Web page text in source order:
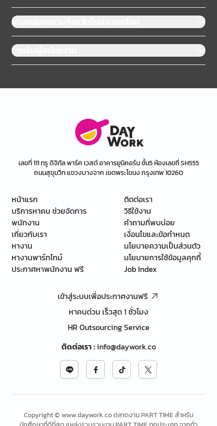
หางานแยกตามจังหวัดในประเทศไทย
สำหรับผู้สมัครงาน
เลขที่ 111 ทรู ดิจิทัล พาร์ค เวสต์ อาคารยูนิคอร์น ชั้น5 ห้องเลขที่ SH555
ถนนสุขุมวิท แขวงบางจาก เขตพระโขนง กรุงเทพ 10260
หน้าแรก
บริการหาคน ช่วยจัดการ
พนักงาน
เกี่ยวกับเรา
หางาน
หางานพาร์ทไทม์
ประกาศหาพนักงาน ฟรี
ติดต่อเรา
วิธีใช้งาน
คำถามที่พบบ่อย
เงื่อนไขและข้อกำหนด
นโยบายความเป็นส่วนตัว
นโยบายการใช้ข้อมูลคุกกี้
Job Index
เข้าสู่ระบบเพื่อประกาศงานฟรี
หาคนด่วน เร็วสุด 1 ชั่วโมง
HR Outsourcing Service
ติดต่อเรา:info@daywork.co
Copyright © www.daywork.co ตลาดงาน PART TIME สำหรับ